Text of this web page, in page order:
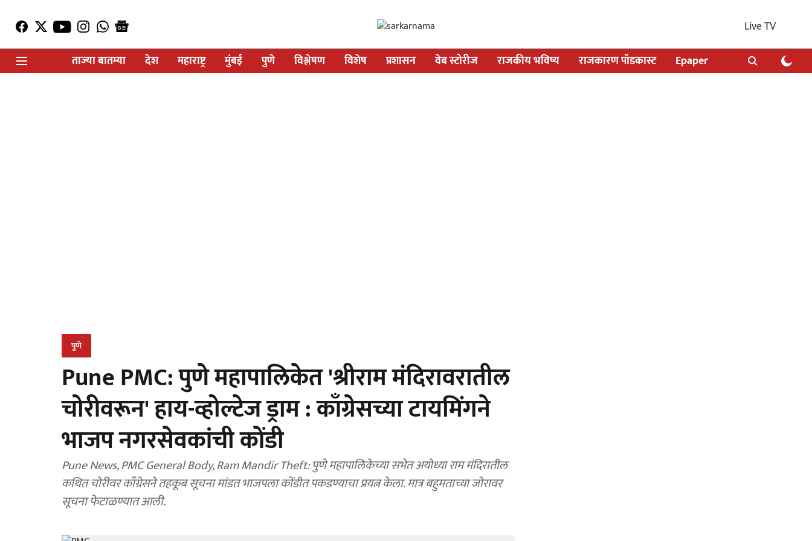
Live TV
ताज्या बातम्या
देश महाराष्ट्र मुंबई पुणे विश्लेषण विशेष प्रशासन वेब स्टोरीज राजकीय भविष्य राजकारण पॉडकास्ट Epaper
पुणे
Pune PMC: पुणे महापालिकेत 'श्रीराम मंदिरावरातील
चोरीवरून' हाय-व्होल्टेज ड्राम : काँग्रेसच्या टायमिंगने
भाजप नगरसेवकांची कोंडी
Pune News, PMC General Body, Ram Mandir Theft: पुणे महापालिकेच्या सभेत अयोध्या राम मंदिरातील
कथित चोरीवर काँग्रेसने तहकूब सूचना मांडत भाजपला कोंडीत पकडण्याचा प्रयत्न केला. मात्र बहुमताच्या जोरावर
सूचना फेटाळण्यात आली.